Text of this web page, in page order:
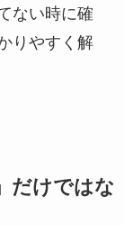
ない時に確
りやすく解
だけではな